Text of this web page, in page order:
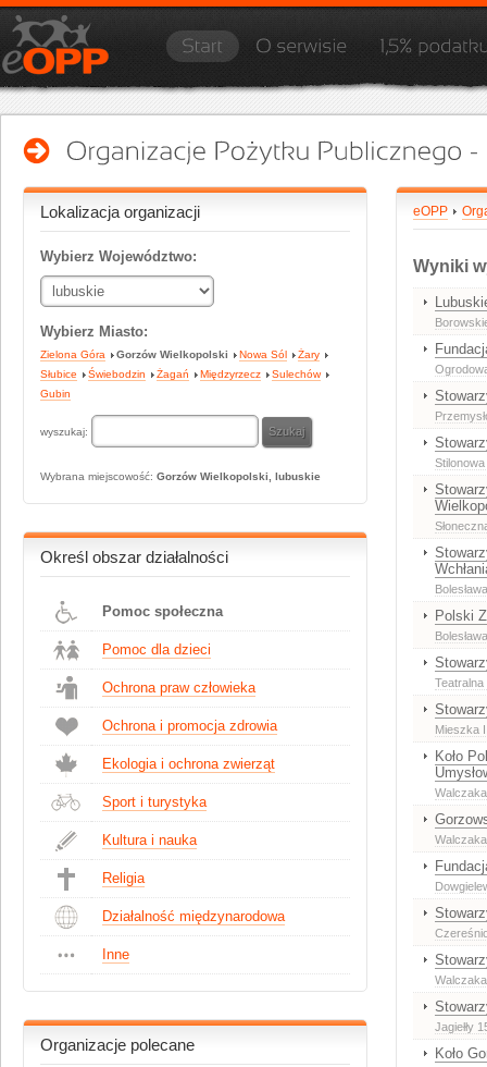
Lokalizacja organizacji
Wybierz Województwo:
Wybierz Miasto:
Zielona Góra Gorzów Wielkopolski Nowa Sól
Żary
Słubice
Świebodzin Żagań Międzyrzecz
Sulechów
Gubin
wyszukaj:
Wybrana miejscowość: Gorzów Wielkopolski, lubuskie
Określ obszar działalności
Pomoc społeczna
Pomoc dla dzieci
Ochrona praw człowieka
Ochrona i promocja zdrowia
Ekologia i ochrona zwierząt
Sport i turystyka
Kultura i nauka
Religia
Działalność międzynarodowa
Inne
Organizacje polecane
eOPP
Wyniki
Stilonowa
Polski
Teatralna
Mieszka
Koło
Jagiełły
Koło